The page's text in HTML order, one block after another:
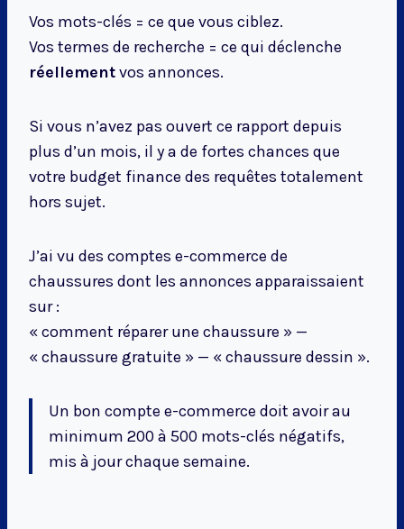
Vos mots-clés = ce que vous ciblez.
Vos termes de recherche = ce qui déclenche
réellementvos annonces.
Si vous n’avez pas ouvert ce rapport depuis
plus d’un mois, il y a de fortes chances que
votre budget finance des requêtes totalement
hors sujet.
J’ai vu des comptes e-commerce de
chaussures dont les annonces apparaissaient
sur :
« comment réparer une chaussure » —
« chaussure gratuite » — « chaussure dessin ».
Un bon compte e-commerce doit avoir au
minimum 200 à 500 mots-clés négatifs,
mis à jour chaque semaine.